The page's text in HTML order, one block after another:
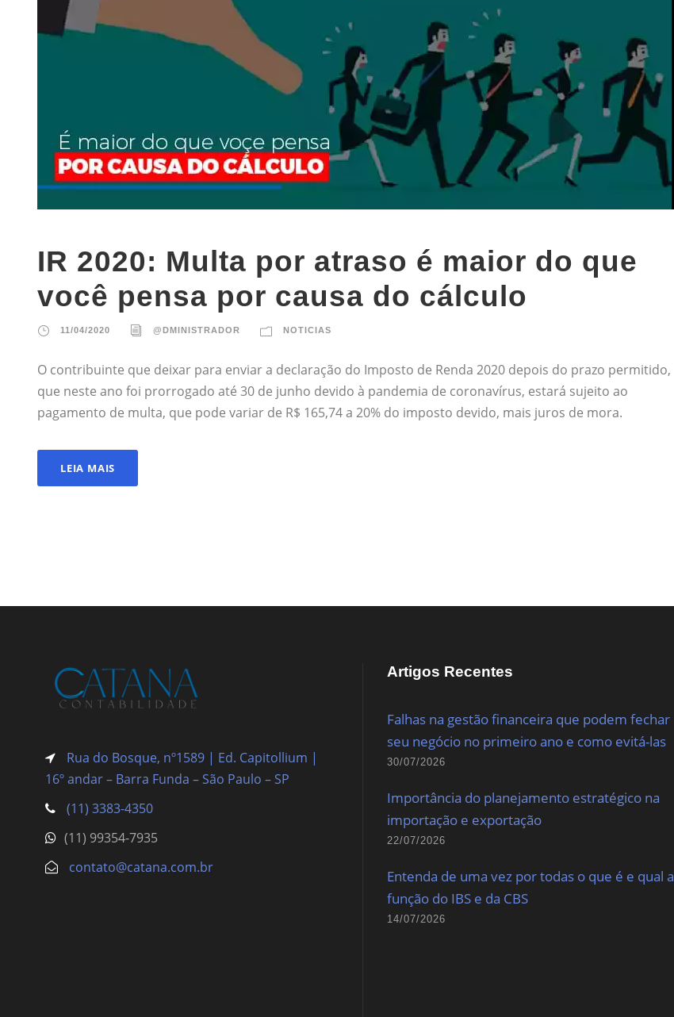
IR 2020: Multa por atraso é maior do que
você pensa por causa do cálculo
11/04/2020 @DMINISTRADOR NOTICIAS
O contribuinte que deixar para enviar a declaração do Imposto de Renda 2020 depois do prazo permitido,
que neste ano foi prorrogado até 30 de junho devido à pandemia de coronavírus, estará sujeito ao
pagamento de multa, que pode variar de R$ 165,74 a 20% do imposto devido, mais juros de mora.
LEIA MAIS
Rua do Bosque, nº1589 | Ed. Capitollium |
16º andar – Barra Funda – São Paulo – SP
(11) 3383-4350
(11) 99354-7935
contato@catana.com.br
Artigos Recentes
Falhas na gestão financeira que podem fechar
seu negócio no primeiro ano e como evitá-las
30/07/2026
Importância do planejamento estratégico na
importação e exportação
22/07/2026
Entenda de uma vez por todas o que é e qual a
função do IBS e da CBS
14/07/2026